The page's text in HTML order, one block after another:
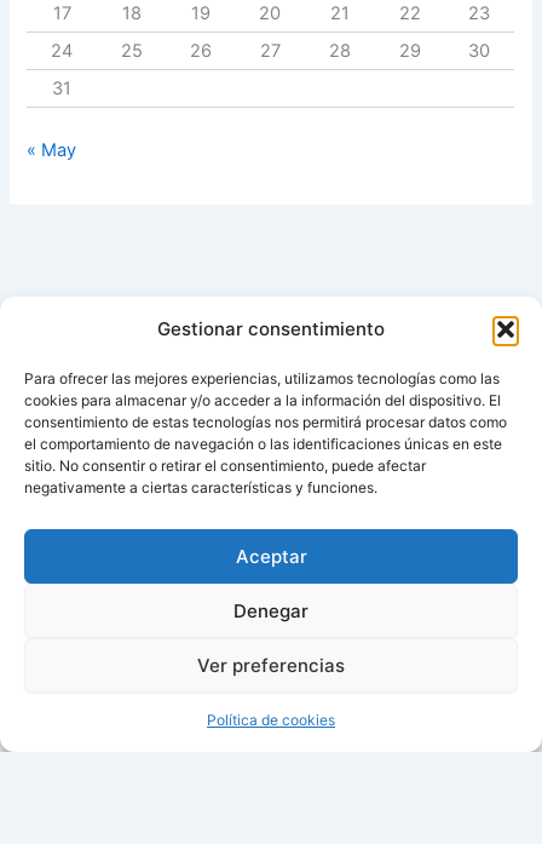
Gestionar consentimiento
Para ofrecer las mejores experiencias, utilizamos tecnologías como las
cookies para almacenar y/o acceder a la información del dispositivo. El
consentimiento de estas tecnologías nos permitirá procesar datos como
el comportamiento de navegación o las identificaciones únicas en este
sitio. No consentir o retirar el consentimiento, puede afectar
negativamente a ciertas características y funciones.
Aceptar
Denegar
Ver preferencias
Política de cookies
17
18 19 20 21 22
23
24
25 26 27 28 29
30
31
« May
Contacto